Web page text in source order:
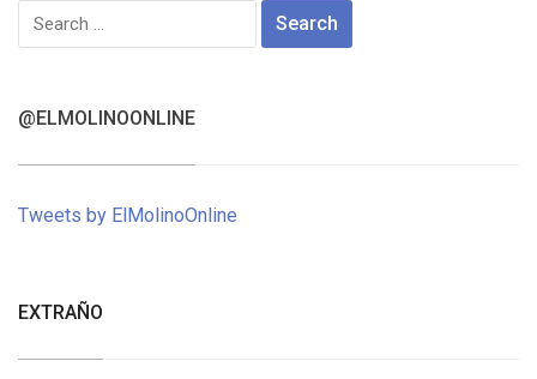
Search
for:
@ELMOLINOONLINE
Tweets by ElMolinoOnline
EXTRAÑO